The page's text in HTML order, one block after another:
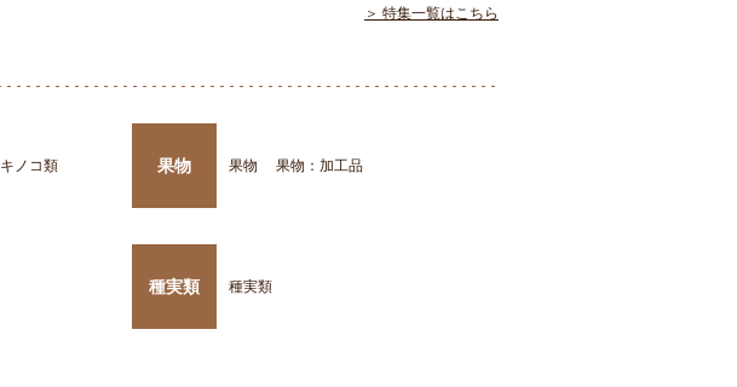
＞ 特集一覧はこちら
キノコ類
果物 果物 果物：加工品
種実類 種実類